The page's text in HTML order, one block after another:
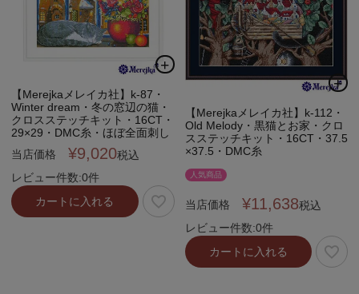
【Merejkaメレイカ社】k-87・
Winter dream・冬の窓辺の猫・
クロスステッチキット・16CT・
29×29・DMC糸・ほぼ全面刺し
当店価格
¥9,020税込
レビュー件数:0件
カートに入れる
【Merejkaメレイカ社】k-112・
Old Melody・黒猫とお家・クロ
スステッチキット・16CT・37.5
×37.5・DMC糸
人気商品
当店価格 ¥11,638税込
レビュー件数:0件
カートに入れる